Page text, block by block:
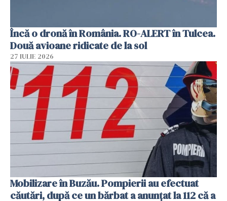
Încă o dronă în România. RO-ALERT în Tulcea.
Două avioane ridicate de la sol
27 IULIE 2026
Mobilizare în Buzău. Pompierii au efectuat
căutări, după ce un bărbat a anunțat la 112 că a